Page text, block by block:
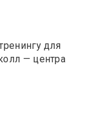
для
— центра